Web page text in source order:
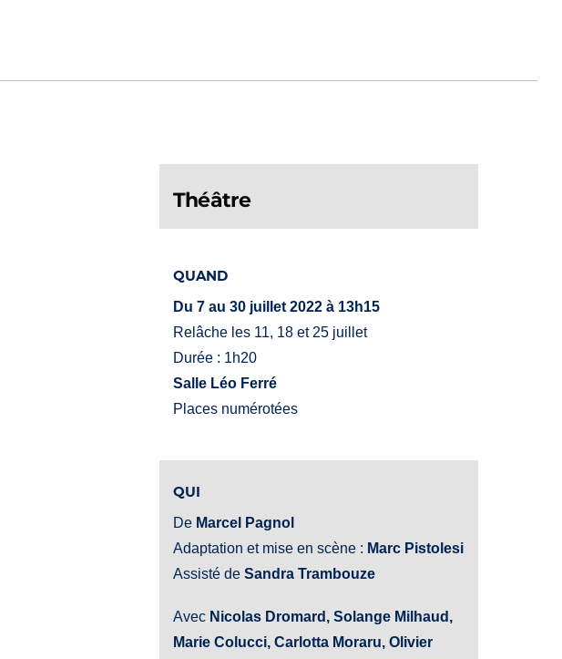
Théâtre
QUAND
Du 7 au 30 juillet 2022 à 13h15
Relâche les 11, 18 et 25 juillet
Durée : 1h20
Salle Léo Ferré
Places numérotées
QUI
De Marcel Pagnol
Adaptation et mise en scène : Marc Pistolesi
Assisté de Sandra Trambouze
Avec Nicolas Dromard, Solange Milhaud,
Marie Colucci, Carlotta Moraru, Olivier